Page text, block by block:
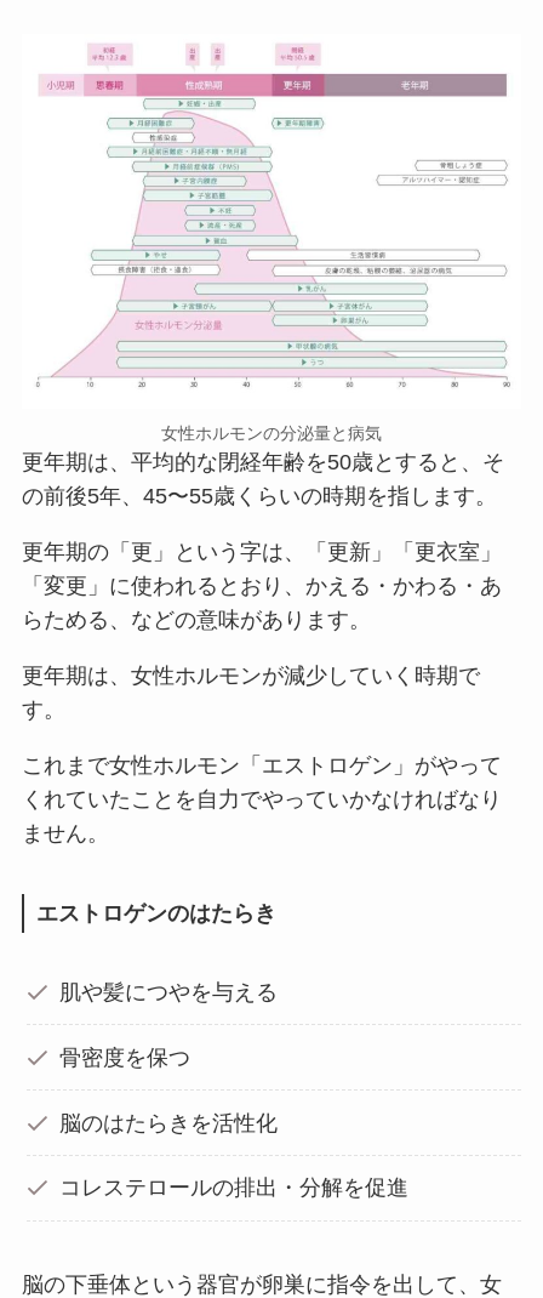
女性ホルモンの分泌量と病気
更年期は、平均的な閉経年齢を50歳とすると、そ
の前後5年、45〜55歳くらいの時期を指します。
更年期の「更」という字は、「更新」「更衣室」
「変更」に使われるとおり、かえる・かわる・あ
らためる、などの意味があります。
更年期は、女性ホルモンが減少していく時期で
す。
これまで女性ホルモン「エストロゲン」がやって
くれていたことを自力でやっていかなければなり
ません。
エストロゲンのはたらき
肌や髪につやを与える
骨密度を保つ
脳のはたらきを活性化
コレステロールの排出・分解を促進
脳の下垂体という器官が卵巣に指令を出して、女